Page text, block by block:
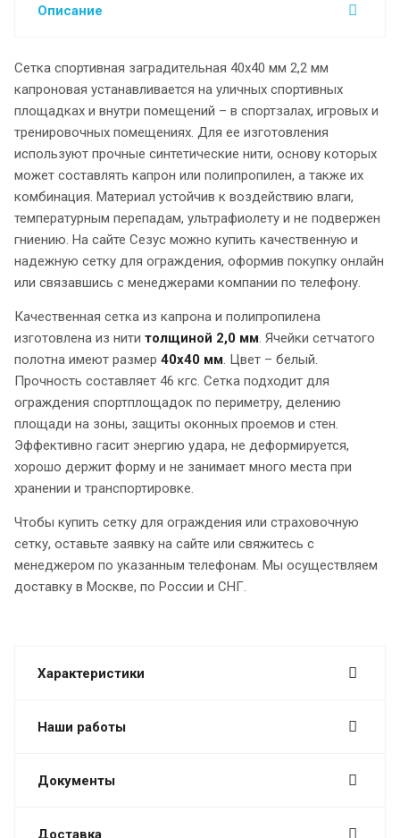
Описание
Сетка спортивная заградительная 40х40 мм 2,2 мм
капроновая устанавливается на уличных спортивных
площадках и внутри помещений – в спортзалах, игровых и
тренировочных помещениях. Для ее изготовления
используют прочные синтетические нити, основу которых
может составлять капрон или полипропилен, а также их
комбинация. Материал устойчив к воздействию влаги,
температурным перепадам, ультрафиолету и не подвержен
гниению. На сайте Сезус можно купить качественную и
надежную сетку для ограждения, оформив покупку онлайн
или связавшись с менеджерами компании по телефону.
Качественная сетка из капрона и полипропилена
изготовлена из нити толщиной 2,0 мм. Ячейки сетчатого
полотна имеют размер 40х40 мм. Цвет – белый.
Прочность составляет 46 кгс. Сетка подходит для
ограждения спортплощадок по периметру, делению
площади на зоны, защиты оконных проемов и стен.
Эффективно гасит энергию удара, не деформируется,
хорошо держит форму и не занимает много места при
хранении и транспортировке.
Чтобы купить сетку для ограждения или страховочную
сетку, оставьте заявку на сайте или свяжитесь с
менеджером по указанным телефонам. Мы осуществляем
доставку в Москве, по России и СНГ.
Характеристики
Наши работы
Документы
Доставка